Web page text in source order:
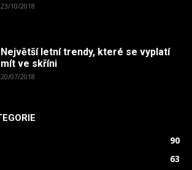
23/10/2018
Největší letní trendy, které se vyplatí
mít ve skříni
20/07/2018
90
63